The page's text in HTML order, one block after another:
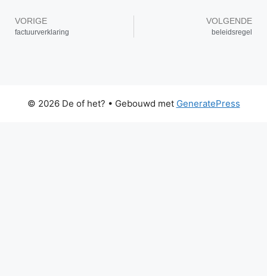
VORIGE
factuurverklaring
VOLGENDE
beleidsregel
© 2026 De of het? • Gebouwd met GeneratePress